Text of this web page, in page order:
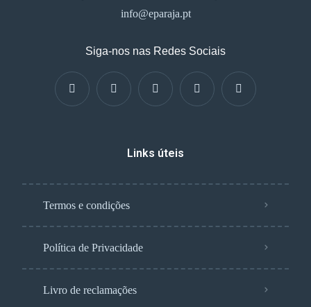
info@eparaja.pt
Siga-nos nas Redes Sociais
Links úteis
Termos e condições
Política de Privacidade
Livro de reclamações